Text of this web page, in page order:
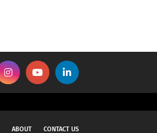
ABOUT CONTACT US